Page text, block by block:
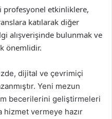
profesyonel etkinliklere,
katılarak diğer
alışverişinde bulunmak ve
önemlidir.
dijital ve çevrimiçi
Yeni mezun
becerilerini geliştirmeleri
vermeye hazır